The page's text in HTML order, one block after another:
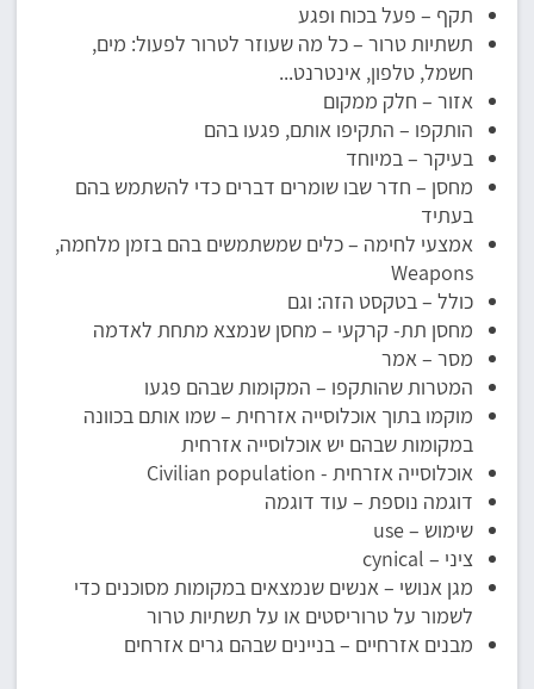
תקף – פעל בכוח ופגע
תשתיות טרור – כל מה שעוזר לטרור לפעול: מים,
חשמל, טלפון, אינטרנט...
אזור – חלק ממקום
הותקפו – התקיפו אותם, פגעו בהם
בעיקר – במיוחד
מחסן – חדר שבו שומרים דברים כדי להשתמש בהם
בעתיד
אמצעי לחימה – כלים שמשתמשים בהם בזמן מלחמה,
Weapons
כולל – בטקסט הזה: וגם
מחסן תת- קרקעי – מחסן שנמצא מתחת לאדמה
מסר – אמר
המטרות שהותקפו – המקומות שבהם פגעו
מוקמו בתוך אוכלוסייה אזרחית – שמו אותם בכוונה
במקומות שבהם יש אוכלוסייה אזרחית
אוכלוסייה אזרחית - Civilian population
דוגמה נוספת – עוד דוגמה
שימוש – use
ציני – cynical
מגן אנושי – אנשים שנמצאים במקומות מסוכנים כדי
לשמור על טרוריסטים או על תשתיות טרור
מבנים אזרחיים – בניינים שבהם גרים אזרחים